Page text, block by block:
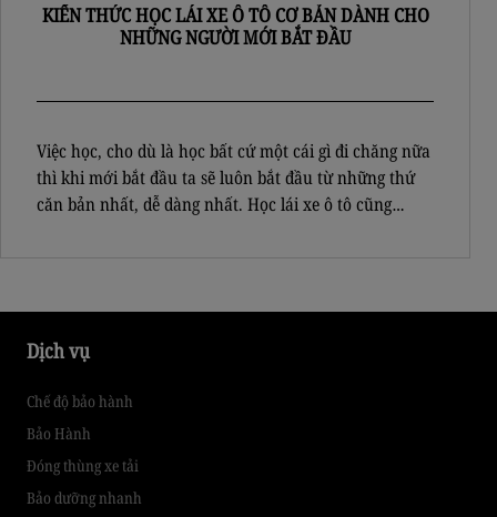
KIẾN THỨC HỌC LÁI XE Ô TÔ CƠ BẢN DÀNH CHO
NHỮNG NGƯỜI MỚI BẮT ĐẦU
Việc học, cho dù là học bất cứ một cái gì đi chăng nữa
thì khi mới bắt đầu ta sẽ luôn bắt đầu từ những thứ
căn bản nhất, dễ dàng nhất. Học lái xe ô tô cũng
Dịch vụ
Chế độ bảo hành
Bảo Hành
Đóng thùng xe tải
Bảo dưỡng nhanh